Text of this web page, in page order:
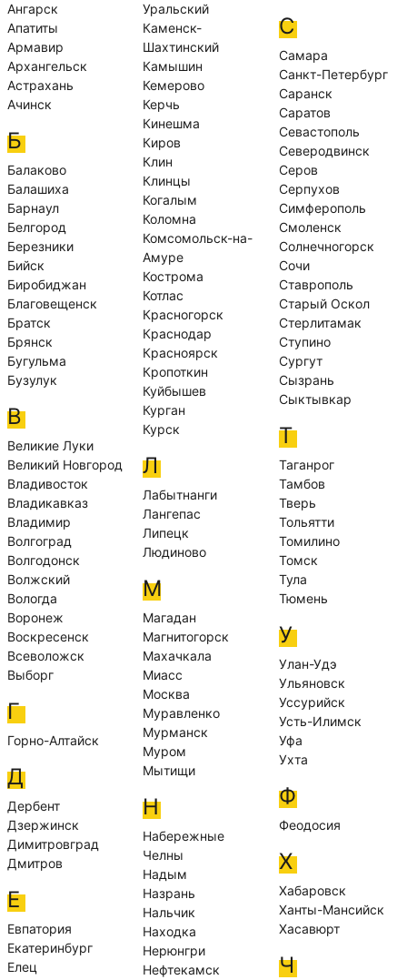
Ангарск
Апатиты
Армавир
Архангельск
Астрахань
Ачинск
Б
Балаково
Балашиха
Барнаул
Белгород
Березники
Бийск
Биробиджан
Благовещенск
Братск
Брянск
Бугульма
Бузулук
В
Великие Луки
Великий Новгород
Владивосток
Владикавказ
Владимир
Волгоград
Волгодонск
Волжский
Вологда
Воронеж
Воскресенск
Всеволожск
Выборг
Г
Горно-Алтайск
Д
Дербент
Дзержинск
Димитровград
Дмитров
Е
Евпатория
Екатеринбург
Елец
Уральский
Каменск-
Шахтинский
Камышин
Кемерово
Керчь
Кинешма
Киров
Клин
Клинцы
Когалым
Коломна
Комсомольск-на-
Амуре
Кострома
Котлас
Красногорск
Краснодар
Красноярск
Кропоткин
Куйбышев
Курган
Курск
Л
Лабытнанги
Лангепас
Липецк
Людиново
М
Магадан
Магнитогорск
Махачкала
Миасс
Москва
Муравленко
Мурманск
Муром
Мытищи
Н
Набережные
Челны
Надым
Назрань
Нальчик
Находка
Нерюнгри
Нефтекамск
С
Самара
Санкт-Петербург
Саранск
Саратов
Севастополь
Северодвинск
Серов
Серпухов
Симферополь
Смоленск
Солнечногорск
Сочи
Ставрополь
Старый Оскол
Стерлитамак
Ступино
Сургут
Сызрань
Сыктывкар
Т
Таганрог
Тамбов
Тверь
Тольятти
Томилино
Томск
Тула
Тюмень
У
Улан-Удэ
Ульяновск
Уссурийск
Усть-Илимск
Уфа
Ухта
Ф
Феодосия
Х
Хабаровск
Ханты-Мансийск
Хасавюрт
Ч